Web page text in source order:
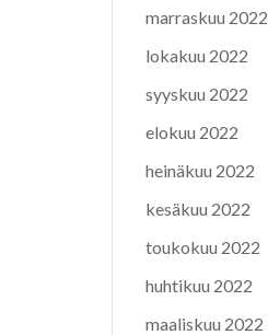
marraskuu 2022
lokakuu 2022
syyskuu 2022
elokuu 2022
heinäkuu 2022
kesäkuu 2022
toukokuu 2022
huhtikuu 2022
maaliskuu 2022